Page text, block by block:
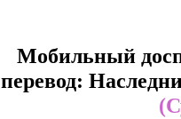
Мобильный
перевод: